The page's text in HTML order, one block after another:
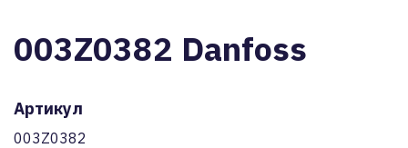
003Z0382 Danfoss
Артикул
003Z0382